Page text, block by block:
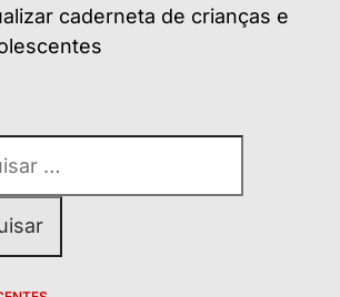
caderneta de crianças e